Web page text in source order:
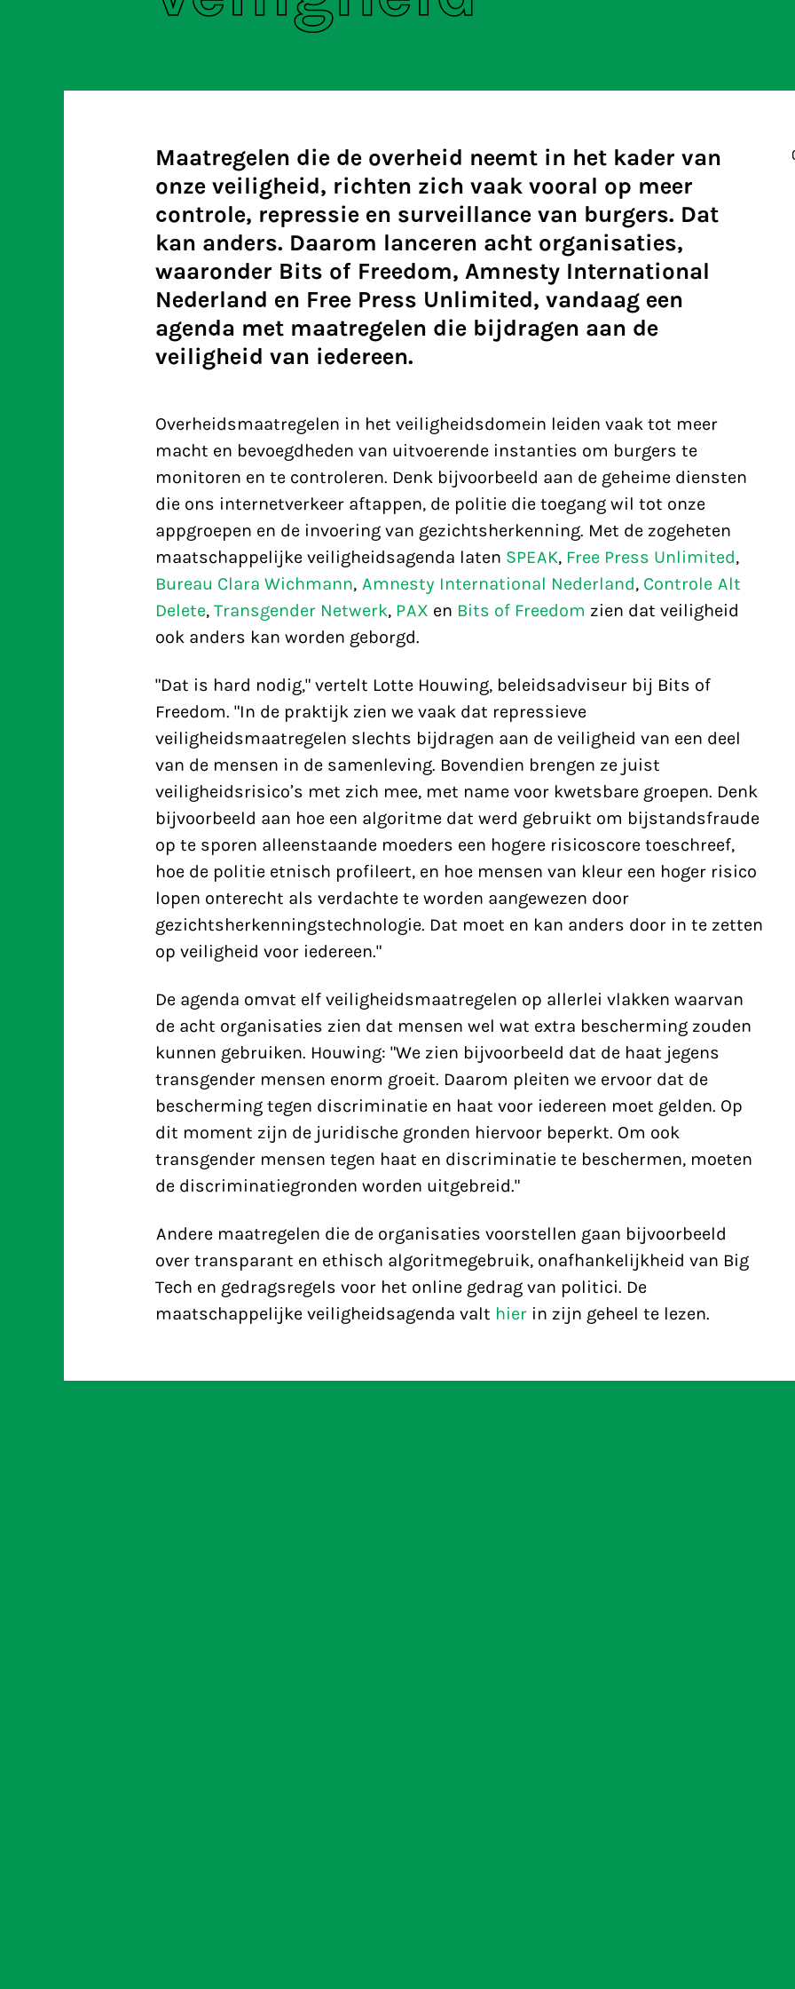
Maatregelen die de overheid neemt in het kader van
onze veiligheid, richten zich vaak vooral op meer
controle, repressie en surveillance van burgers. Dat
kan anders. Daarom lanceren acht organisaties,
waaronder Bits of Freedom, Amnesty International
Nederland en Free Press Unlimited, vandaag een
agenda met maatregelen die bijdragen aan de
veiligheid van iedereen.
Overheidsmaatregelen in het veiligheidsdomein leiden vaak tot meer
macht en bevoegdheden van uitvoerende instanties om burgers te
monitoren en te controleren. Denk bijvoorbeeld aan de geheime diensten
die ons internetverkeer aftappen, de politie die toegang wil tot onze
appgroepen en de invoering van gezichtsherkenning. Met de zogeheten
maatschappelijke veiligheidsagenda laten SPEAK, Free Press Unlimited,
Bureau Clara Wichmann, Amnesty International Nederland, Controle Alt
Delete, Transgender Netwerk, PAX en Bits of Freedom zien dat veiligheid
ook anders kan worden geborgd.
"Dat is hard nodig," vertelt Lotte Houwing, beleidsadviseur bij Bits of
Freedom. "In de praktijk zien we vaak dat repressieve
veiligheidsmaatregelen slechts bijdragen aan de veiligheid van een deel
van de mensen in de samenleving. Bovendien brengen ze juist
veiligheidsrisico’s met zich mee, met name voor kwetsbare groepen. Denk
bijvoorbeeld aan hoe een algoritme dat werd gebruikt om bijstandsfraude
op te sporen alleenstaande moeders een hogere risicoscore toeschreef,
hoe de politie etnisch profileert, en hoe mensen van kleur een hoger risico
lopen onterecht als verdachte te worden aangewezen door
gezichtsherkenningstechnologie. Dat moet en kan anders door in te zetten
op veiligheid voor iedereen."
De agenda omvat elf veiligheidsmaatregelen op allerlei vlakken waarvan
de acht organisaties zien dat mensen wel wat extra bescherming zouden
kunnen gebruiken. Houwing: "We zien bijvoorbeeld dat de haat jegens
transgender mensen enorm groeit. Daarom pleiten we ervoor dat de
bescherming tegen discriminatie en haat voor iedereen moet gelden. Op
dit moment zijn de juridische gronden hiervoor beperkt. Om ook
transgender mensen tegen haat en discriminatie te beschermen, moeten
de discriminatiegronden worden uitgebreid."
Andere maatregelen die de organisaties voorstellen gaan bijvoorbeeld
over transparant en ethisch algoritmegebruik, onafhankelijkheid van Big
Tech en gedragsregels voor het online gedrag van politici. De
maatschappelijke veiligheidsagenda valt hierin zijn geheel te lezen.